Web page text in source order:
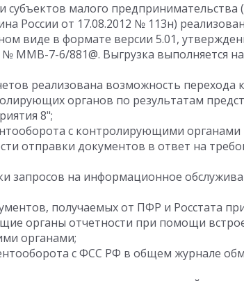
субъектов малого предпринимательства
России от 17.08.2012 № 113н)
виде в формате версии 5.01,
ММВ-7-6/881@. Выгрузка выполняется
реализована возможность перехода к
органов по результатам
8";
с контролирующими органами
отправки документов в ответ на
запросов на информационное
получаемых от ПФР и Росстата
органы отчетности при помощи
органами;
с ФСС РФ в общем журнале